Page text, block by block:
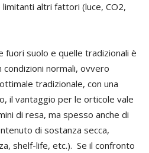
altri fattori (luce, CO2,
fuori suolo e quelle tradizionali è
normali, ovvero
tradizionale, con una
il vantaggio per le orticole vale
di resa, ma spesso anche di
di sostanza secca,
shelf-life, etc.). Se il confronto